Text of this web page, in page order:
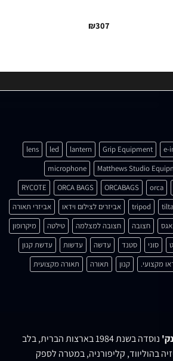
₪307
e-
Grip Equipment
lantern
led
lens
Matthews Studio
microphone
orca
ORCABAGS
ORCA BAGS
RYCOTE
tilta
tripod אביזרים לצילום וידאו
אביזרי תאורה
חצובה חצובה למצלמה טילטה
מיקרופון
סוני סטנד עדשה עדשות
עדשת קנון
מקצועי. קנון תאורה תאורה מקצועית
נוסדה בשנת 1984 בארצות הברית, בלב
בהוליווד, קליפורניה, במטרה לספק